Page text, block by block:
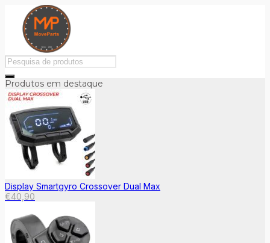
Produtos em destaque
Display Smartgyro Crossover Dual Max
€40,90